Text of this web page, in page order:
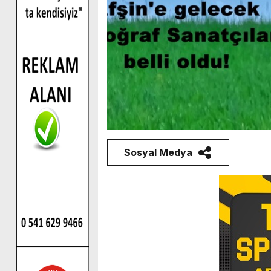
Sosyal Medya